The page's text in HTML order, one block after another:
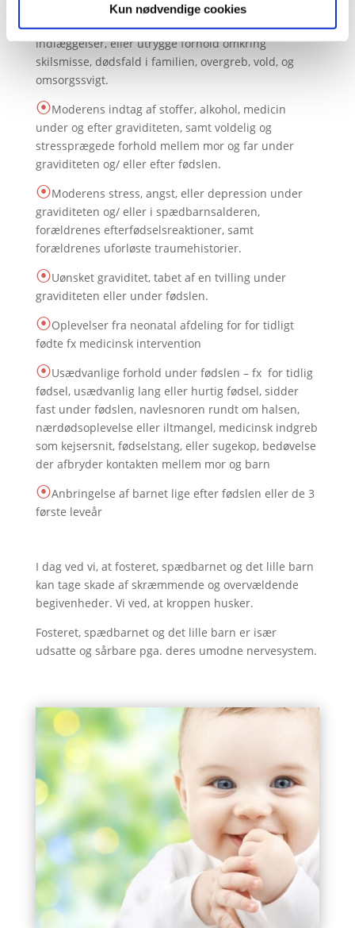
Kun nødvendige cookies
smerteoplevelser mv. Forhold der kan være opstået i
forbindelse med sygdom, operationer og
indlæggelser, eller utrygge forhold omkring
skilsmisse, dødsfald i familien, overgreb, vold, og
omsorgssvigt.
⦿Moderens indtag af stoffer, alkohol, medicin
under og efter graviditeten, samt voldelig og
stressprægede forhold mellem mor og far under
graviditeten og/ eller efter fødslen.
⦿Moderens stress, angst, eller depression under
graviditeten og/ eller i spædbarnsalderen,
forældrenes efterfødselsreaktioner, samt
forældrenes uforløste traumehistorier.
⦿Uønsket graviditet, tabet af en tvilling under
graviditeten eller under fødslen.
⦿Oplevelser fra neonatal afdeling for for tidligt
fødte fx medicinsk intervention
⦿Usædvanlige forhold under fødslen – fx for tidlig
fødsel, usædvanlig lang eller hurtig fødsel, sidder
fast under fødslen, navlesnoren rundt om halsen,
nærdødsoplevelse eller iltmangel, medicinsk indgreb
som kejsersnit, fødselstang, eller sugekop, bedøvelse
der afbryder kontakten mellem mor og barn
⦿Anbringelse af barnet lige efter fødslen eller de 3
første leveår
I dag ved vi, at fosteret, spædbarnet og det lille barn
kan tage skade af skræmmende og overvældende
begivenheder. Vi ved, at kroppen husker.
Fosteret, spædbarnet og det lille barn er især
udsatte og sårbare pga. deres umodne nervesystem.